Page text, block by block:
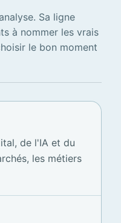
Sa ligne
à nommer les vrais
le bon moment
de l'IA et du
les métiers